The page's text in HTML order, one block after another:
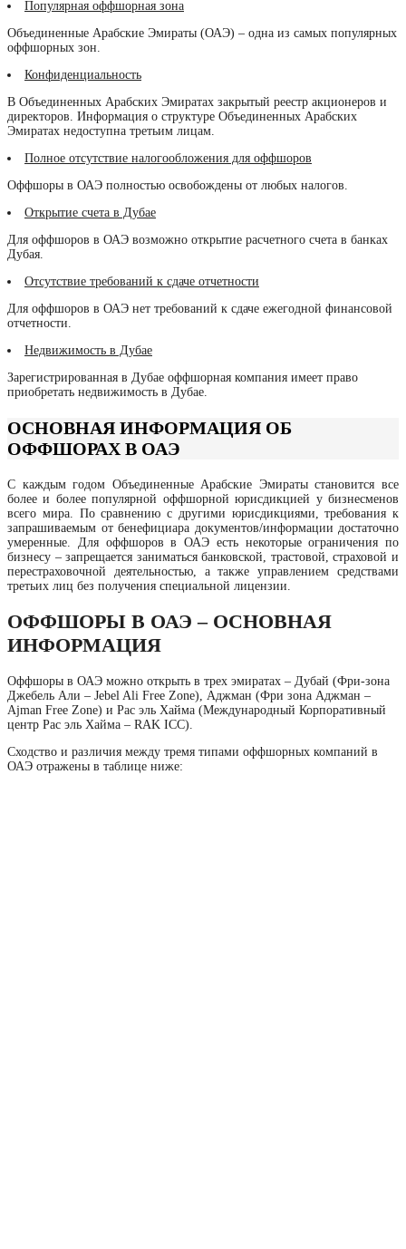
Популярная оффшорная зона
Объединенные Арабские Эмираты (ОАЭ) – одна из самых популярных
оффшорных зон.
Конфиденциальность
В Объединенных Арабских Эмиратах закрытый реестр акционеров и
директоров. Информация о структуре Объединенных Арабских
Эмиратах недоступна третьим лицам.
Полное отсутствие налогообложения для оффшоров
Оффшоры в ОАЭ полностью освобождены от любых налогов.
Открытие счета в Дубае
Для оффшоров в ОАЭ возможно открытие расчетного счета в банках
Дубая.
Отсутствие требований к сдаче отчетности
Для оффшоров в ОАЭ нет требований к сдаче ежегодной финансовой
отчетности.
Недвижимость в Дубае
Зарегистрированная в Дубае оффшорная компания имеет право
приобретать недвижимость в Дубае.
ОСНОВНАЯ ИНФОРМАЦИЯ ОБ
ОФФШОРАХ В ОАЭ
С каждым годом Объединенные Арабские Эмираты становится все
более и более популярной оффшорной юрисдикцией у бизнесменов
всего мира. По сравнению с другими юрисдикциями, требования к
запрашиваемым от бенефициара документов/информации достаточно
умеренные. Для оффшоров в ОАЭ есть некоторые ограничения по
бизнесу – запрещается заниматься банковской, трастовой, страховой и
перестраховочной деятельностью, а также управлением средствами
третьих лиц без получения специальной лицензии.
ОФФШОРЫ В ОАЭ – ОСНОВНАЯ
ИНФОРМАЦИЯ
Оффшоры в ОАЭ можно открыть в трех эмиратах – Дубай (Фри-зона
Джебель Али – Jebel Ali Free Zone), Аджман (Фри зона Аджман –
Ajman Free Zone) и Рас эль Хайма (Международный Корпоративный
центр Рас эль Хайма – RAK ICC).
Сходство и различия между тремя типами оффшорных компаний в
ОАЭ отражены в таблице ниже: